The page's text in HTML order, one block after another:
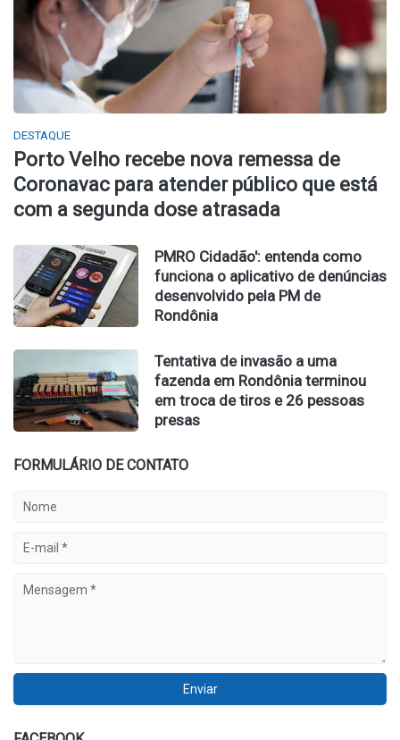
DESTAQUE
Porto Velho recebe nova remessa de
Coronavac para atender público que está
com a segunda dose atrasada
PMRO Cidadão': entenda como
funciona o aplicativo de denúncias
desenvolvido pela PM de
Rondônia
Tentativa de invasão a uma
fazenda em Rondônia terminou
em troca de tiros e 26 pessoas
presas
FORMULÁRIO DE CONTATO